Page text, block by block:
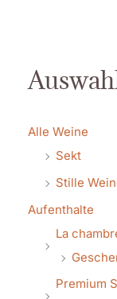
Alle Weine
Sekt
Stille
Aufenthalte
La
Premium